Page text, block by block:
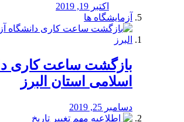
اکتبر 19, 2019
آزمایشگاه ها
بازگشت ساعت کاری
اسلامی استان البرز
دسامبر 25, 2019